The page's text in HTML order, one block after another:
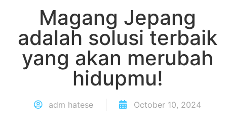
Magang Jepang
adalah solusi terbaik
yang akan merubah
hidupmu!
adm hatese October 10, 2024